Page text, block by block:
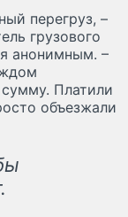
перегруз, –
грузового
анонимным. –
Платили
объезжали